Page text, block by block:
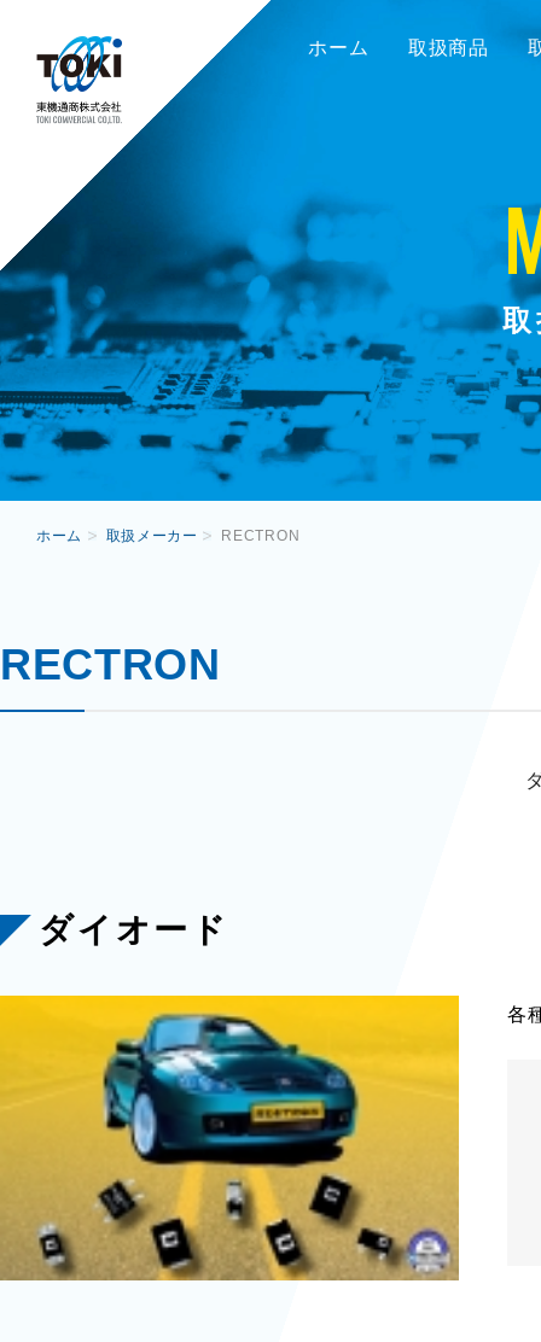
ホーム 取扱商品
ホーム 取扱メーカー RECTRON
RECTRON
ダイオード
各